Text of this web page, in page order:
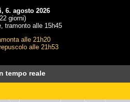
6. agosto 2026
giorni)
tramonto alle 15h45
alle 21h20
alle 21h53
tempo reale